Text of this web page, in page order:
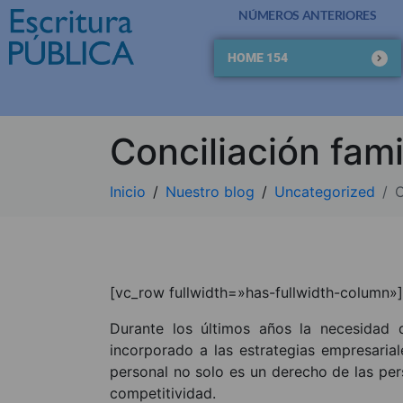
NÚMEROS ANTERIORES
HOME 154
Conciliación
Inicio Nuestro blog Uncategorized
[vc_row fullwidth=»has-fullwidth-
Durante los últimos años la
incorporado a las estrategias
personal no solo es un derecho de las
competitividad.